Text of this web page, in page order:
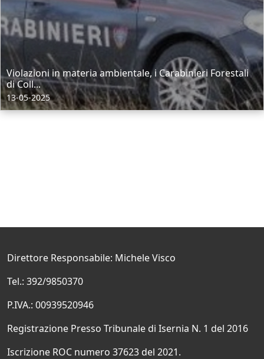
Violazioni in materia ambientale, i Carabinieri Forestali
di Coll...
13-05-2025
Direttore Responsabile: Michele Visco
Tel.: 392/9850370
P.IVA.: 00939520946
Registrazione Presso Tribunale di Isernia N. 1 del 2016
Iscrizione ROC numero 37623 del 2021.